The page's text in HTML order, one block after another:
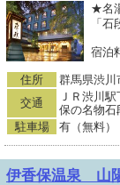
★名
「
宿泊
住所
群馬県渋川
交通
ＪＲ渋川
保の名物石
駐車場
有（無料）
伊香保温泉 山